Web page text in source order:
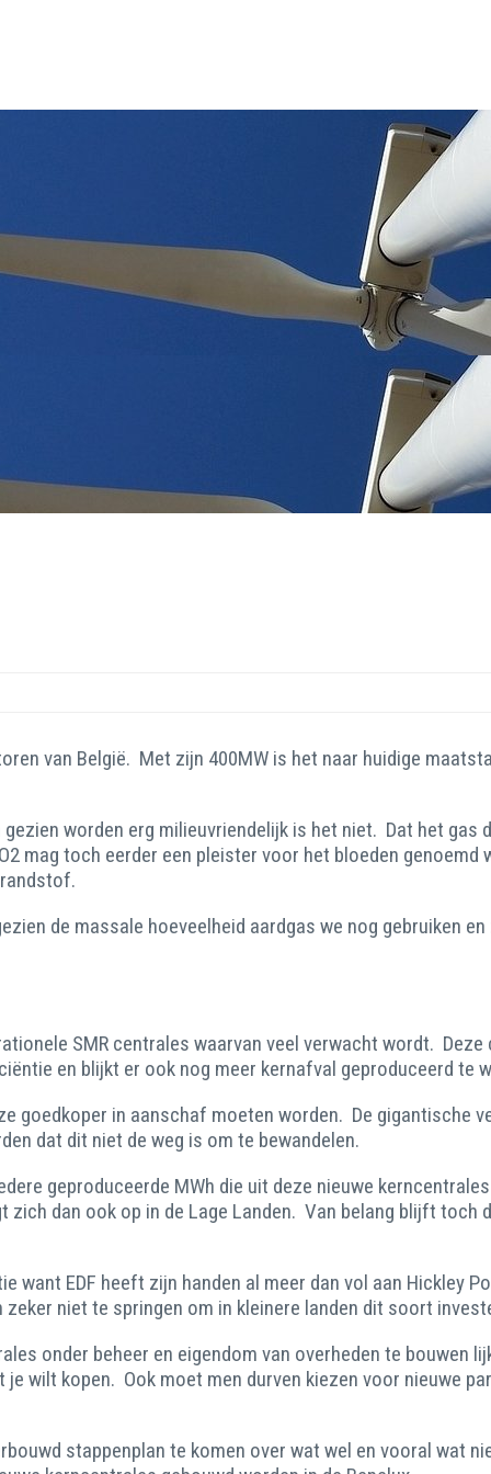
van België. Met zijn 400MW is het naar huidige
worden erg milieuvriendelijk is het niet. Dat het gas
mag toch eerder een pleister voor het bloeden
de massale hoeveelheid aardgas we nog gebruiken
SMR centrales waarvan veel verwacht wordt.
en blijkt er ook nog meer kernafval geproduceerd te
goedkoper in aanschaf moeten worden. De gigantische
dat dit niet de weg is om te bewandelen.
geproduceerde MWh die uit deze nieuwe
dan ook op in de Lage Landen. Van belang blijft toch
want EDF heeft zijn handen al meer dan vol aan Hickley
niet te springen om in kleinere landen dit soort
onder beheer en eigendom van overheden te bouwen
wilt kopen. Ook moet men durven kiezen voor nieuwe
stappenplan te komen over wat wel en vooral wat